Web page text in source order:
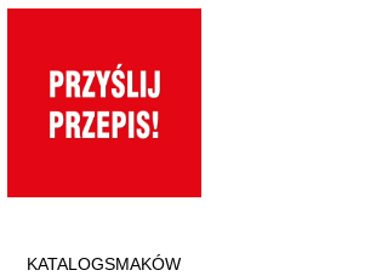
KATALOGSMAKÓW